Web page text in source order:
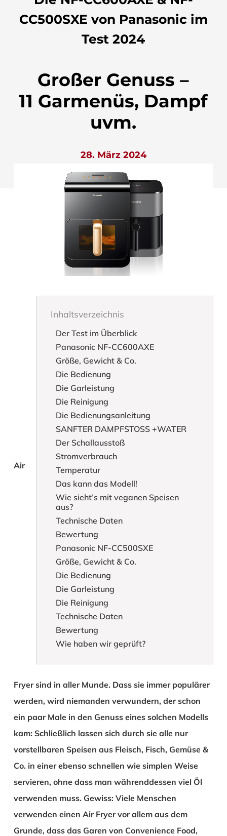
CC500SXE von Panasonic im
Test 2024
Großer Genuss –
11 Garmenüs, Dampf
uvm.
28. März 2024
Inhaltsverzeichnis
Der Test im Überblick
Panasonic NF-CC600AXE
Größe, Gewicht & Co.
Die Bedienung
Die Garleistung
Die Reinigung
Die Bedienungsanleitung
SANFTER DAMPFSTOSS +WATER
Der Schallausstoß
Stromverbrauch
Temperatur
Das kann das Modell!
Wie sieht’s mit veganen Speisen
aus?
Technische Daten
Bewertung
Panasonic NF-CC500SXE
Größe, Gewicht & Co.
Die Bedienung
Die Garleistung
Die Reinigung
Technische Daten
Bewertung
Wie haben wir geprüft?
Air
Fryer sind in aller Munde. Dass sie immer populärer
werden, wird niemanden verwundern, der schon
ein paar Male in den Genuss eines solchen Modells
kam: Schließlich lassen sich durch sie alle nur
vorstellbaren Speisen aus Fleisch, Fisch, Gemüse &
Co. in einer ebenso schnellen wie simplen Weise
servieren, ohne dass man währenddessen viel Öl
verwenden muss. Gewiss: Viele Menschen
verwenden einen Air Fryer vor allem aus dem
Grunde, dass das Garen von Convenience Food,